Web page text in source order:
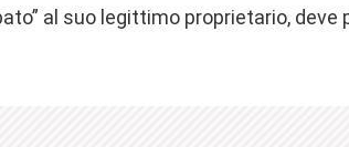
al suo legittimo proprietario,